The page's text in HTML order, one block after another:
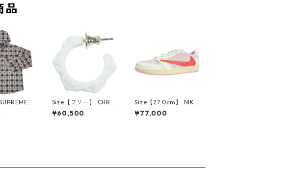
品
×Numbe
Hoode
Size【フリー】 CHRO
ME HEARTS クロム・
ハーツ CH Cross SING
¥60,500
Size【27.0cm】 NIKE
ナイキ ×Travis Scott
AIR JORDAN 1 LOW
¥77,000